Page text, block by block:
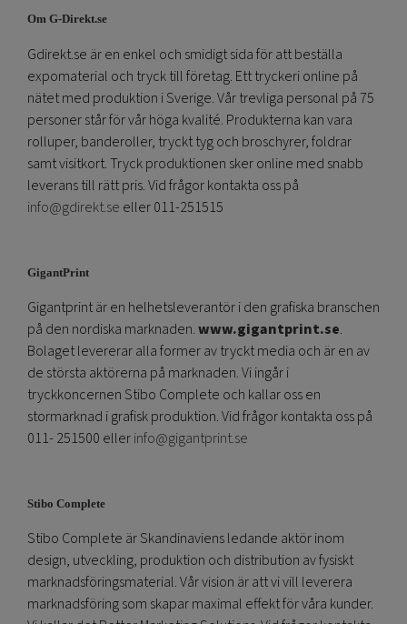
Om G-Direkt.se
Gdirekt.se är en enkel och smidigt sida för att beställa
expomaterial och tryck till företag. Ett tryckeri online på
nätet med produktion i Sverige. Vår trevliga personal på 75
personer står för vår höga kvalité. Produkterna kan vara
rolluper, banderoller, tryckt tyg och broschyrer, foldrar
samt visitkort. Tryck produktionen sker online med snabb
leverans till rätt pris. Vid frågor kontakta oss på
info@gdirekt.se eller 011-251515
GigantPrint
Gigantprint är en helhetsleverantör i den grafiska branschen
på den nordiska marknaden.www.gigantprint.se.
Bolaget levererar alla former av tryckt media och är en av
de största aktörerna på marknaden. Vi ingår i
tryckkoncernen Stibo Complete och kallar oss en
stormarknad i grafisk produktion. Vid frågor kontakta oss på
011- 251500 ellerinfo@gigantprint.se
Stibo Complete
Stibo Complete är Skandinaviens ledande aktör inom
design, utveckling, produktion och distribution av fysiskt
marknadsföringsmaterial. Vår vision är att vi vill leverera
marknadsföring som skapar maximal effekt för våra kunder.